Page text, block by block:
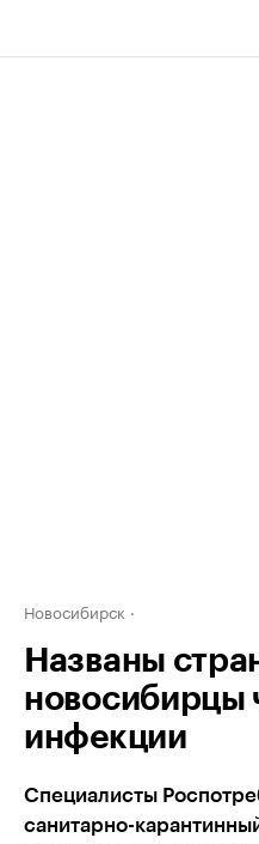
Новосибирск
Названы
новосибирцы
инфекции
Специалисты
санитарно-